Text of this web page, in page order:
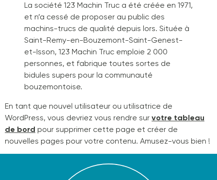
La société 123 Machin Truc a été créée en 1971,
et n’a cessé de proposer au public des
machins-trucs de qualité depuis lors. Située à
Saint-Remy-en-Bouzemont-Saint-Genest-
et-Isson, 123 Machin Truc emploie 2 000
personnes, et fabrique toutes sortes de
bidules supers pour la communauté
bouzemontoise.
En tant que nouvel utilisateur ou utilisatrice de
WordPress, vous devriez vous rendre sur votre tableau
de bord pour supprimer cette page et créer de
nouvelles pages pour votre contenu. Amusez-vous bien !